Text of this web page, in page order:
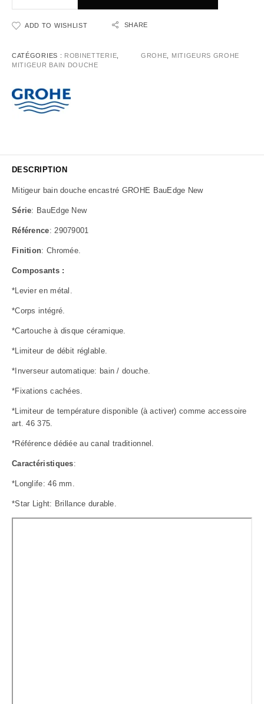
ADD TO WISHLIST SHARE
CATÉGORIES : ROBINETTERIE
MITIGEUR BAIN DOUCHE
GROHE MITIGEURS GROHE
DESCRIPTION
Mitigeur bain douche encastré GROHE BauEdge New
Série: BauEdge New
Référence: 29079001
Finition: Chromée.
Composants :
*Levier en métal.
*Corps intégré.
*Cartouche à disque céramique.
*Limiteur de débit réglable.
*Inverseur automatique: bain / douche.
*Fixations cachées.
*Limiteur de température disponible (à activer) comme accessoire
art. 46 375.
*Référence dédiée au canal traditionnel.
Caractéristiques:
*Longlife: 46 mm.
*Star Light: Brillance durable.